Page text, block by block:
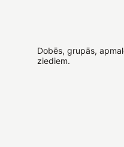
Dobēs, grupās,
ziediem.